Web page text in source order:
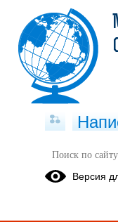
ПравилаВерсия